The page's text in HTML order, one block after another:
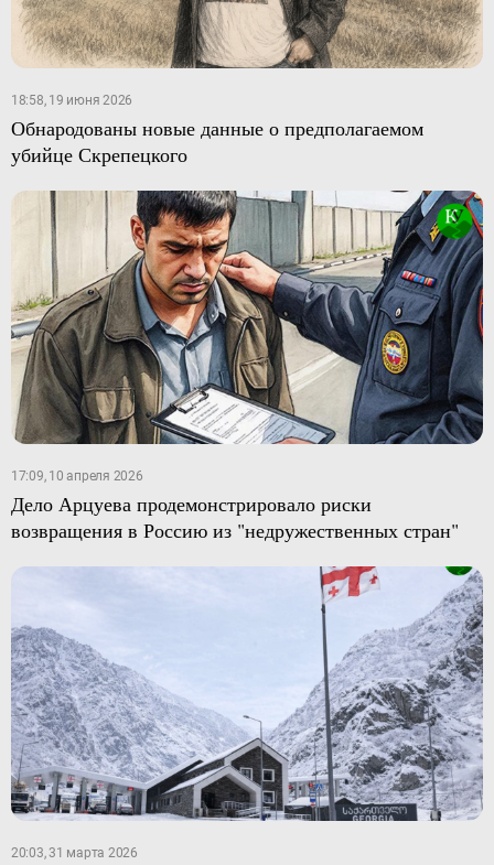
18:58, 19 июня 2026
Обнародованы новые данные о предполагаемом
убийце Скрепецкого
17:09, 10 апреля 2026
Дело Арцуева продемонстрировало риски
возвращения в Россию из "недружественных стран"
20:03, 31 марта 2026